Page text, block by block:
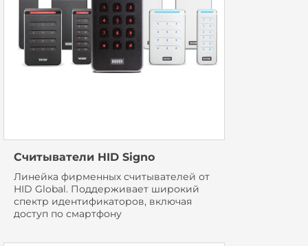
Считыватели HID Signo
Линейка фирменных считывателей от
HID Global. Поддерживает широкий
спектр идентификаторов, включая
доступ по смартфону